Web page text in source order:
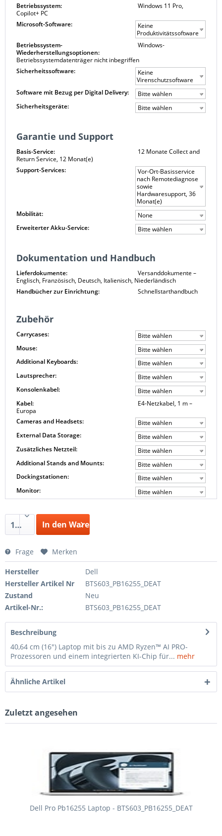
Betriebssystem:
Windows 11 Pro,
Copilot+ PC
Microsoft-Software:
Keine
Produktivitätssoftware
Betriebssystem-
Wiederherstellungsoptionen:
Windows-
Betriebssystemdatenträger nicht inbegriffen
Sicherheitssoftware:
Keine
Virenschutzsoftware
Software mit Bezug per Digital Delivery:
Bitte wählen
Sicherheitsgeräte:
Bitte wählen
Garantie und Support
Basis-Service:
12 Monate Collect and
Return Service, 12 Monat(e)
Support-Services:
Vor-Ort-Basisservice
nach Remotediagnose
sowie
Hardwaresupport, 36
Monat(e)
Mobilität:
None
Erweiterter Akku-Service:
Bitte wählen
Dokumentation und Handbuch
Lieferdokumente:
Versanddokumente –
Englisch, Französisch, Deutsch, Italienisch, Niederländisch
Handbücher zur Einrichtung:
Schnellstarthandbuch
Zubehör
Carrycases:
Bitte wählen
Mouse:
Bitte wählen
Additional Keyboards:
Bitte wählen
Lautsprecher:
Bitte wählen
Konsolenkabel:
Bitte wählen
Kabel:
E4-Netzkabel, 1 m –
Europa
Cameras and Headsets:
Bitte wählen
External Data Storage:
Bitte wählen
Zusätzliches Netzteil:
Bitte wählen
Additional Stands and Mounts:
Bitte wählen
Dockingstationen:
Bitte wählen
Monitor:
Bitte wählen
1 In den Warenkorb
Frage Merken
Hersteller
Dell
Hersteller Artikel Nr
BTS603_PB16255_DEAT
Zustand
Neu
Artikel-Nr.:
BTS603_PB16255_DEAT
Beschreibung
40,64 cm (16") Laptop mit bis zu AMD Ryzen™ AI PRO-
Prozessoren und einem integrierten KI-Chip für... mehr
Ähnliche Artikel
Zuletzt angesehen
Dell Pro Pb16255 Laptop - BTS603_PB16255_DEAT